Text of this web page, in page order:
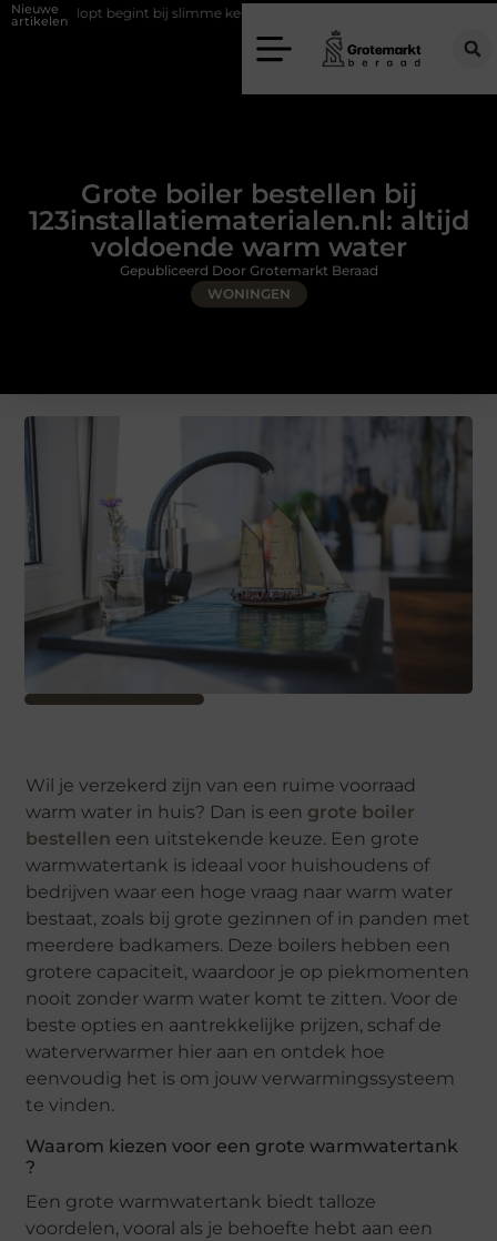
Nieuwe
artikelen
begint bij slimme keuzes Waarom kiezen voor een rijschool in
Grote boiler bestellen bij
123installatiematerialen.nl: altijd
voldoende warm water
WONINGEN
Gepubliceerd Door Grotemarkt Beraad
Wil je verzekerd zijn van een ruime voorraad
warm water in huis? Dan is een grote boiler
bestellen een uitstekende keuze. Een grote
warmwatertank is ideaal voor huishoudens of
bedrijven waar een hoge vraag naar warm water
bestaat, zoals bij grote gezinnen of in panden met
meerdere badkamers. Deze boilers hebben een
grotere capaciteit, waardoor je op piekmomenten
nooit zonder warm water komt te zitten. Voor de
beste opties en aantrekkelijke prijzen, schaf de
waterverwarmer hier aan en ontdek hoe
eenvoudig het is om jouw verwarmingssysteem
te vinden.
Waarom kiezen voor een grote warmwatertank
?
Een grote warmwatertank biedt talloze
voordelen, vooral als je behoefte hebt aan een